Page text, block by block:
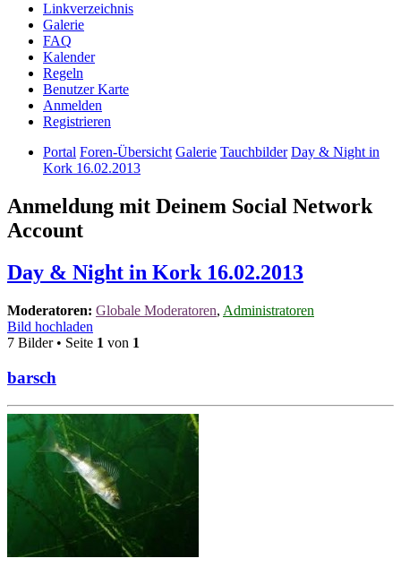
Linkverzeichnis
Galerie
FAQ
Kalender
Regeln
Benutzer Karte
Anmelden
Registrieren
Portal Foren-Übersicht Galerie Tauchbilder Day & Night in
Kork 16.02.2013
Anmeldung mit Deinem Social Network
Account
Day & Night in Kork 16.02.2013
Moderatoren: Globale Moderatoren, Administratoren
Bild hochladen
7 Bilder • Seite 1 von 1
barsch